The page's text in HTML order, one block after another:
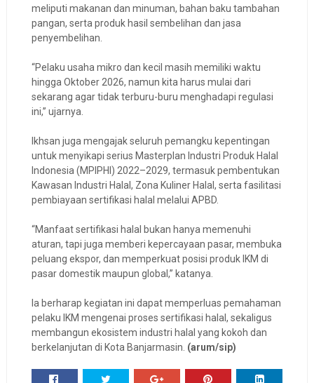
meliputi makanan dan minuman, bahan baku tambahan
pangan, serta produk hasil sembelihan dan jasa
penyembelihan.
“Pelaku usaha mikro dan kecil masih memiliki waktu
hingga Oktober 2026, namun kita harus mulai dari
sekarang agar tidak terburu-buru menghadapi regulasi
ini,” ujarnya.
Ikhsan juga mengajak seluruh pemangku kepentingan
untuk menyikapi serius Masterplan Industri Produk Halal
Indonesia (MPIPHI) 2022–2029, termasuk pembentukan
Kawasan Industri Halal, Zona Kuliner Halal, serta fasilitasi
pembiayaan sertifikasi halal melalui APBD.
“Manfaat sertifikasi halal bukan hanya memenuhi
aturan, tapi juga memberi kepercayaan pasar, membuka
peluang ekspor, dan memperkuat posisi produk IKM di
pasar domestik maupun global,” katanya.
Ia berharap kegiatan ini dapat memperluas pemahaman
pelaku IKM mengenai proses sertifikasi halal, sekaligus
membangun ekosistem industri halal yang kokoh dan
berkelanjutan di Kota Banjarmasin. (arum/sip)